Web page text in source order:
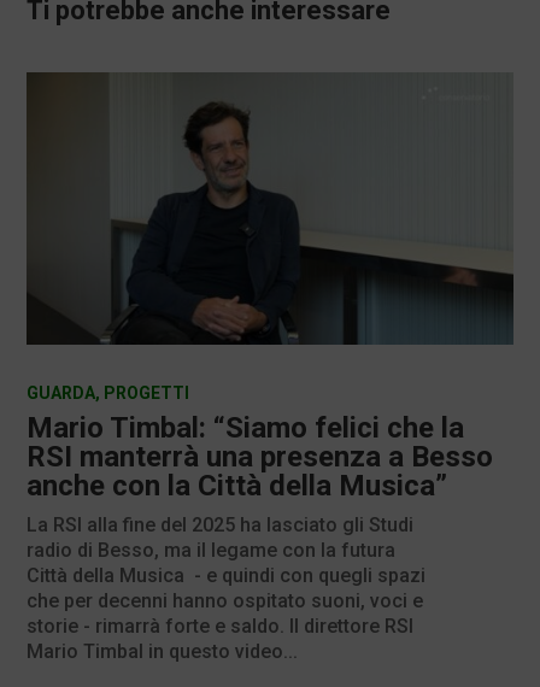
Ti potrebbe anche interessare
Mario Timbal: “Siamo felici che la
RSI manterrà una presenza a Besso
anche con la Città della Musica”
GUARDA, PROGETTI
La RSI alla fine del 2025 ha lasciato gli Studi
radio di Besso, ma il legame con la futura
Città della Musica - e quindi con quegli spazi
che per decenni hanno ospitato suoni, voci e
storie - rimarrà forte e saldo. Il direttore RSI
Mario Timbal in questo video...